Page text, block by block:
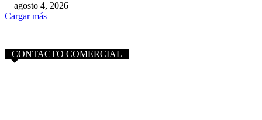
agosto 4, 2026
Cargar más
CONTACTO COMERCIAL